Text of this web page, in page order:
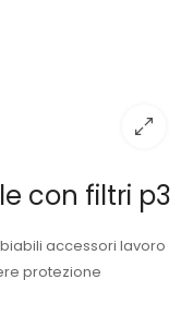
con filtri p3
accessori lavoro
protezione